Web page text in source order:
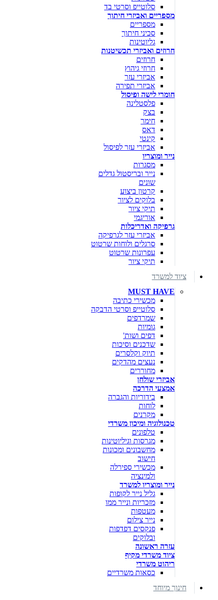
סלוטייפ וסרטי בד
מספריים ואביזרי חיתוך
מספריים
סכיני חיתוך
גליוטינות
חרוזים ואביזרי תכשיטנות
חרוזים
חרוזי גיהוץ
אביזרי עזר
אביזרי תפירה
חומרי לישה ופיסול
פלסטלינה
בצק
חימר
דאס
קינטי
אביזרי עזר לפיסול
נייר ומוצריו
מסגרות
נייר ובריסטול גדלים
שונים
קרטון ביצוע
בלוקים לציור
תיקי ציור
אוריגמי
גרפיקה ואדריכלות
אביזרי עזר לגרפיקה
סרגלים ולוחות שרטוט
עפרונות שרטוט
תיקי ציור
ציוד למשרד
MUST HAVE
מכשירי כתיבה
סלוטייפ וסרטי הדבקה
שמרדפים
גומיות
דפים ושות'
שדכנים וסיכות
תיוק וקלסרים
נעצים מהדקים
מחוררים
אביזרי שולחן
אמצעי הדרכה
בידוריות והגברה
לוחות
מקרנים
טכנולוגיה ומיכון משרדי
טלפונים
מגרסות וגיליוטינות
מחשבונים ומכונות
חישוב
מכשירי ספירלה
ולמינציה
נייר ומוצריו למשרד
גליל נייר לקופות
מזכריות ונייר ממו
מעטפות
נייר צילום
פנקסים דפדפות
ובלוקים
עזרה ראשונה
ציוד משרדי מקיף
ריהוט משרדי
כסאות משרדיים
חינוך מיוחד